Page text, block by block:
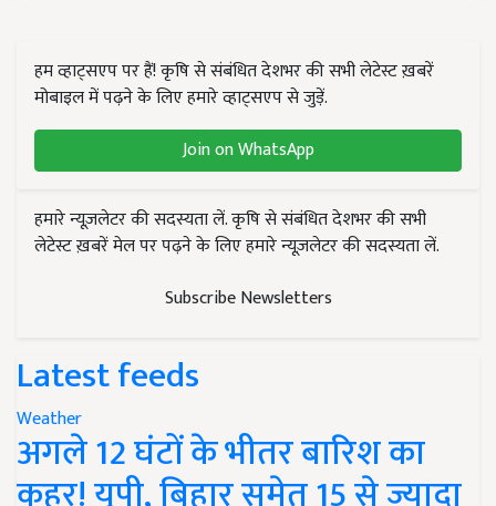
हम व्हाट्सएप पर हैं! कृषि से संबंधित देशभर की सभी लेटेस्ट ख़बरें
मोबाइल में पढ़ने के लिए हमारे व्हाट्सएप से जुड़ें.
Join on WhatsApp
हमारे न्यूज़लेटर की सदस्यता लें. कृषि से संबंधित देशभर की सभी
लेटेस्ट ख़बरें मेल पर पढ़ने के लिए हमारे न्यूज़लेटर की सदस्यता लें.
Subscribe Newsletters
Latest feeds
Weather
अगले 12 घंटों के भीतर बारिश का